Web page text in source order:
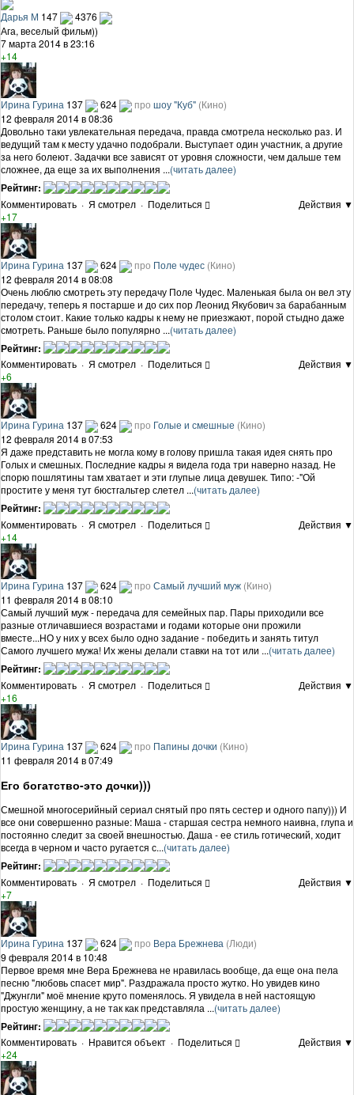
Дарья М 147
4376
Ага, веселый фильм))
7 марта 2014 в 23:16
+14
Ирина Гурина 137 624 про шоу "Куб" (Кино)
12 февраля 2014 в 08:36
Довольно таки увлекательная передача, правда смотрела несколько раз. И
ведущий там к месту удачно подобрали. Выступает один участник, а другие
за него болеют. Задачки все зависят от уровня сложности, чем дальше тем
сложнее, да еще за их выполнения ...(читать далее)
Рейтинг:
Комментировать · Я смотрел · Поделиться
Действия ▼
+17
Ирина Гурина 137 624 про Поле чудес (Кино)
12 февраля 2014 в 08:08
Очень люблю смотреть эту передачу Поле Чудес. Маленькая была он вел эту
передачу, теперь я постарше и до сих пор Леонид Якубович за барабанным
столом стоит. Какие только кадры к нему не приезжают, порой стыдно даже
смотреть. Раньше было популярно ...(читать далее)
Рейтинг:
Комментировать · Я смотрел · Поделиться
Действия ▼
+6
Ирина Гурина 137 624 про Голые и смешные (Кино)
12 февраля 2014 в 07:53
Я даже представить не могла кому в голову пришла такая идея снять про
Голых и смешных. Последние кадры я видела года три наверно назад. Не
спорю пошлятины там хватает и эти глупые лица девушек. Типо: -"Ой
простите у меня тут бюстгальтер слетел ...(читать далее)
Рейтинг:
Комментировать · Я смотрел · Поделиться
Действия ▼
+14
Ирина Гурина 137 624 про Самый лучший муж (Кино)
11 февраля 2014 в 08:10
Самый лучший муж - передача для семейных пар. Пары приходили все
разные отличавшиеся возрастами и годами которые они прожили
вместе...НО у них у всех было одно задание - победить и занять титул
Самого лучшего мужа! Их жены делали ставки на тот или ...(читать далее)
Рейтинг:
Комментировать · Я смотрел · Поделиться
Действия ▼
+16
Ирина Гурина 137 624 про Папины дочки (Кино)
11 февраля 2014 в 07:49
Его богатство-это дочки)))
Смешной многосерийный сериал снятый про пять сестер и одного папу))) И
все они совершенно разные: Маша - старшая сестра немного наивна, глупа и
постоянно следит за своей внешностью. Даша - ее стиль готический, ходит
всегда в черном и часто ругается с...(читать далее)
Рейтинг:
Комментировать · Я смотрел · Поделиться
Действия ▼
+7
Ирина Гурина 137 624 про Вера Брежнева (Люди)
9 февраля 2014 в 10:48
Первое время мне Вера Брежнева не нравилась вообще, да еще она пела
песню "любовь спасет мир". Раздражала просто жутко. Но увидев кино
"Джунгли" моё мнение круто поменялось. Я увидела в ней настоящую
простую женщину, а не так как представляла ...(читать далее)
Рейтинг:
Комментировать · Нравится объект · Поделиться
Действия ▼
+24